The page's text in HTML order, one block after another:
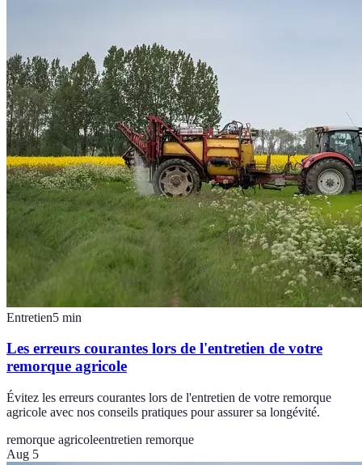
Entretien5 min
Les erreurs courantes lors de l'entretien de votre
remorque agricole
Évitez les erreurs courantes lors de l'entretien de votre remorque
agricole avec nos conseils pratiques pour assurer sa longévité.
remorque agricoleentretien remorque
Aug 5